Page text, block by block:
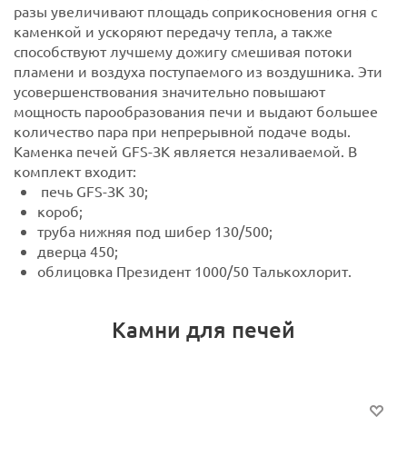
разы увеличивают площадь соприкосновения огня с
каменкой и ускоряют передачу тепла, а также
способствуют лучшему дожигу смешивая потоки
пламени и воздуха поступаемого из воздушника. Эти
усовершенствования значительно повышают
мощность парообразования печи и выдают большее
количество пара при непрерывной подаче воды.
Каменка печей GFS-ЗК является незаливаемой. В
комплект входит:
печь GFS-ЗК 30;
короб;
труба нижняя под шибер 130/500;
дверца 450;
облицовка Президент 1000/50 Талькохлорит.
Камни для печей